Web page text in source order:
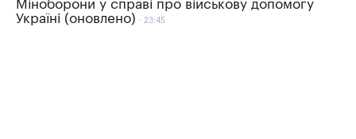
Міноборони у справі про військову допомогу
Україні (оновлено)
23:45